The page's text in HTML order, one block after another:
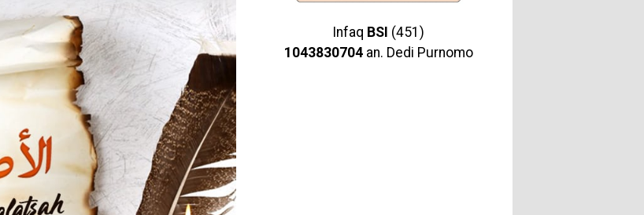
Infaq BSI (451)
1043830704an. Dedi Purnomo